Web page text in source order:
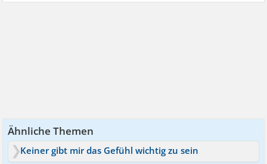
Ähnliche Themen
Keiner gibt mir das Gefühl wichtig zu sein